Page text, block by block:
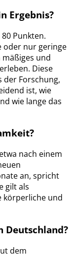
Ergebnis?
Punkten.
oder nur geringe
mäßiges und
Diese
der Forschung,
ist, wie
wie lange das
nach einem
an, spricht
gilt als
körperliche und
Deutschland?
dem